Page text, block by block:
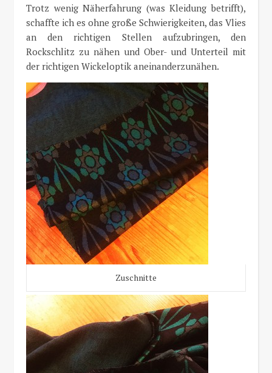
Trotz wenig Näherfahrung (was Kleidung betrifft),
schaffte ich es ohne große Schwierigkeiten, das Vlies
an den richtigen Stellen aufzubringen, den
Rockschlitz zu nähen und Ober- und Unterteil mit
der richtigen Wickeloptik aneinanderzunähen.
Zuschnitte